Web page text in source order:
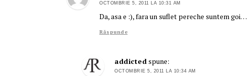
OCTOMBRIE 5, 2011 LA 10:31 AM
Da, asa e :), fara un suflet pereche suntem goi…
Răspunde
addicted spune:
OCTOMBRIE 5, 2011 LA 10:34 AM